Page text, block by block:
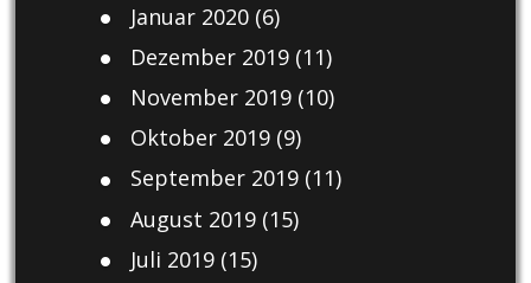
Januar 2020(6)
Dezember 2019(11)
November 2019(10)
Oktober 2019(9)
September 2019(11)
August 2019(15)
Juli 2019(15)